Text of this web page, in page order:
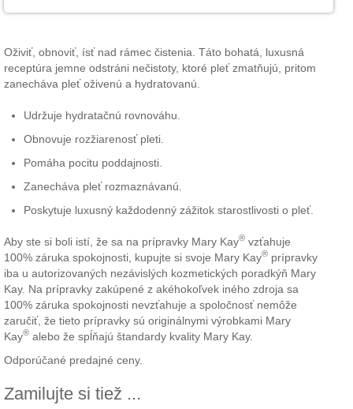
Oživiť, obnoviť, ísť nad rámec čistenia. Táto bohatá, luxusná
receptúra jemne odstráni nečistoty, ktoré pleť zmatňujú, pritom
zanecháva pleť oživenú a hydratovanú.
Udržuje hydratačnú rovnováhu.
Obnovuje rozžiarenosť pleti.
Pomáha pocitu poddajnosti.
Zanecháva pleť rozmaznávanú.
Poskytuje luxusný každodenný zážitok starostlivosti o pleť.
Aby ste si boli istí, že sa na prípravky Mary Kay® vzťahuje
100% záruka spokojnosti, kupujte si svoje Mary Kay® prípravky
iba u autorizovaných nezávislých kozmetických poradkýň Mary
Kay. Na prípravky zakúpené z akéhokoľvek iného zdroja sa
100% záruka spokojnosti nevzťahuje a spoločnosť nemôže
zaručiť, že tieto prípravky sú originálnymi výrobkami Mary
Kay® alebo že spĺňajú štandardy kvality Mary Kay.
Odporúčané predajné ceny.
Zamilujte si tiež ...